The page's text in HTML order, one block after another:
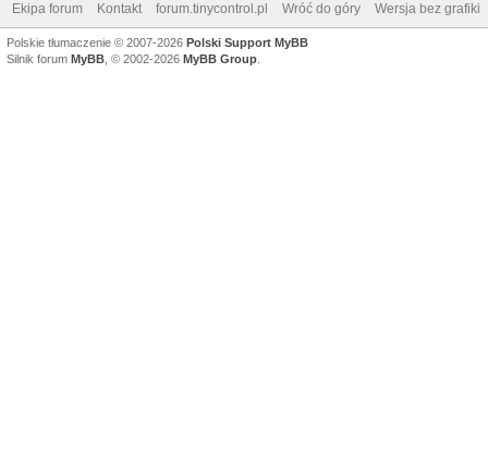
Ekipa forum Kontakt forum.tinycontrol.pl Wróć do góry Wersja bez grafiki
Polskie tłumaczenie © 2007-2026 Polski Support MyBB
Silnik forum MyBB , © 2002-2026 MyBB Group